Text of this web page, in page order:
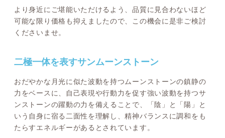
より身近にご堪能いただけるよう、品質に見合わないほど
可能な限り価格も抑えましたので、この機会に是非ご検討
くださいませ。
二極一体を表すサンムーンストーン
おだやかな月光に似た波動を持つムーンストーンの鎮静の
力をベースに、自己表現や行動力を促す強い波動を持つサ
ンストーンの躍動の力を備えることで、「陰」と「陽」と
いう自身に宿る二面性を理解し、精神バランスに調和をも
たらすエネルギーがあるとされています。